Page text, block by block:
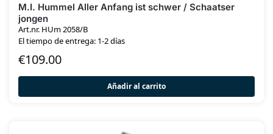
M.I. Hummel Aller Anfang ist schwer / Schaatser
jongen
Art.nr. HUm 2058/B
El tiempo de entrega: 1-2 días
€109.00
Añadir al carrito